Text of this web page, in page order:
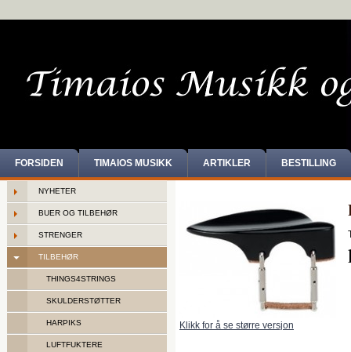
FORSIDEN TIMAIOS MUSIKK ARTIKLER BESTILLING
NYHETER
BUER OG TILBEHØR
STRENGER
TILBEHØR
THINGS4STRINGS
SKULDERSTØTTER
HARPIKS
LUFTFUKTERE
Klikk for å se større versjon